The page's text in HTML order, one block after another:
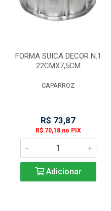
FORMA SUICA DECOR N.1
22CMX7,5CM
CAPARROZ
R$ 73,87
R$ 70,18 no PIX
Adicionar